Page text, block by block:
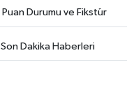
Puan Durumu ve Fikstür
Son Dakika Haberleri